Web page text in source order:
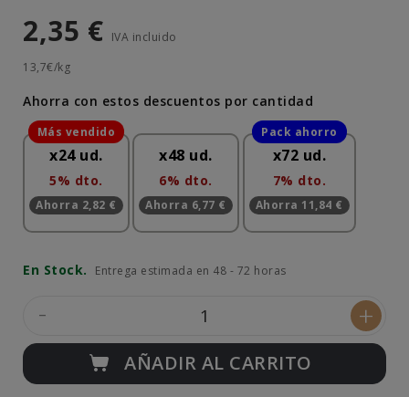
2,35 € IVA incluido
13,7€/kg
Ahorra con estos descuentos por cantidad
x24 ud.
5% dto.
Ahorra 2,82 €
x48 ud.
6% dto.
Ahorra 6,77 €
x72 ud.
7% dto.
Ahorra 11,84 €
En Stock. Entrega estimada en 48 - 72 horas
- +
AÑADIR AL CARRITO